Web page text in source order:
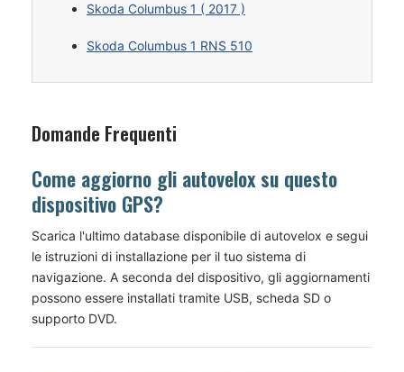
Skoda Columbus 1 ( 2017 )
Skoda Columbus 1 RNS 510
Domande Frequenti
Come aggiorno gli autovelox su questo
dispositivo GPS?
Scarica l'ultimo database disponibile di autovelox e segui
le istruzioni di installazione per il tuo sistema di
navigazione. A seconda del dispositivo, gli aggiornamenti
possono essere installati tramite USB, scheda SD o
supporto DVD.